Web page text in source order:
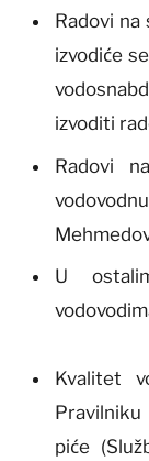
Radovi na
izvodiće
izvoditi
Radovi
U
Kvalitet
piće